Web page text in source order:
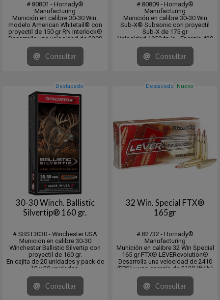
# 80801 - Hornady®
Manufacturing
Munición en calibre 30-30 Win.
modelo American Whitetail® con
proyectil de 150 gr RN Interlock®
Desarrolla una velocidad de 2390
fps. y una energia de 1902 fps/lb.
CB: .186 (G1) DS: .226
Medium Game 50-300 lbs.
En cajita de 20 unidades y pack de
Consultar
# 80809 - Hornady®
Manufacturing
Munición en calibre 30‑30 Win
Sub‑X® Subsonic con proyectil
Sub‑X de 175 gr
Velocidad 1050 fp/s - Energía 428
fps/lb
CB: .264 - DS: .300 (G1)
Medium Game 50-300 lbs
Consultar
Destacado
30-30 Winch. Ballistic
Silvertip® 160 gr.
# SBST3030 - Winchester USA
Municion en calibre 30-30
Winchester Ballistic Silvertip con
proyectil de 160 gr.
En cajita de 20 unidades y pack de
10 x 20 unidades.
La munición Ballistic Silvertip
ofrece a los cazadores un poder
de derribo inmediato comprobado
Consultar
Destacado Nuevo
32 Win. Special FTX®
165gr
# 82732 - Hornady®
Manufacturing
Munición en calibre 32 Win Special
165 gr FTX® LEVERevolution®
Desarrolla una velocidad de 2410
(FPS) y una energía de 2128 (ft/lb)
DS .229 y CB .310 (G1)
Consultar